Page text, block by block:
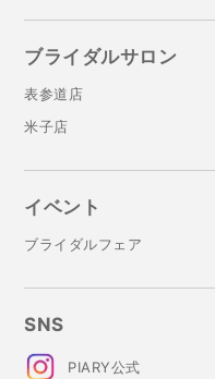
ブライダルサロン
表参道店
米子店
イベント
ブライダルフェア
SNS
PIARY公式